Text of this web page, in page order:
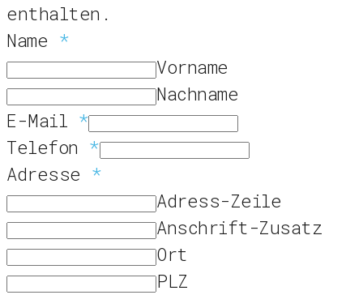
enthalten.
Name *
Vorname
Nachname
E-Mail *
Telefon *
Adresse *
Adress-Zeile
Anschrift-Zusatz
Ort
PLZ